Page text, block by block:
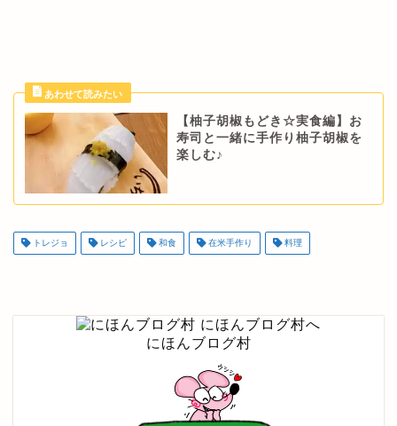
【柚子胡椒もどき☆実食編】お
寿司と一緒に手作り柚子胡椒を
楽しむ♪
トレジョ レシピ 和食 在米手作り 料理
にほんブログ村